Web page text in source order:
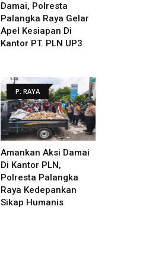
Damai, Polresta
Palangka Raya Gelar
Apel Kesiapan Di
Kantor PT. PLN UP3
P. RAYA
Amankan Aksi Damai
Di Kantor PLN,
Polresta Palangka
Raya Kedepankan
Sikap Humanis